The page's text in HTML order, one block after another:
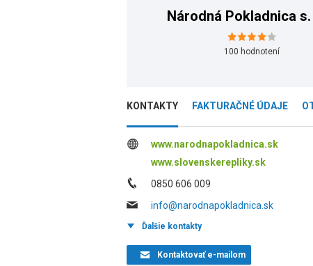
Národná Pokladnica s.
100 hodnotení
KONTAKTY FAKTURAČNÉ ÚDAJE
www.narodnapokladnica.sk
www.slovenskerepliky.sk
0850 606 009
info@narodnapokladnica.sk
Ďalšie kontakty
Kontaktovaťe-mailom